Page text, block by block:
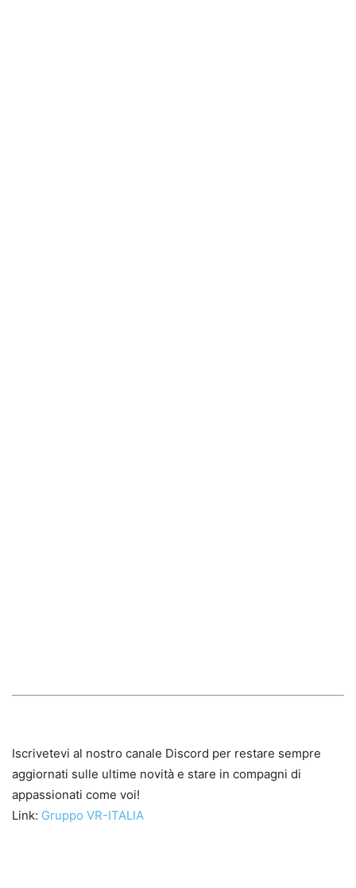
Iscrivetevi al nostro canale Discord per restare sempre
aggiornati sulle ultime novità e stare in compagni di
appassionati come voi!
Link: Gruppo VR-ITALIA